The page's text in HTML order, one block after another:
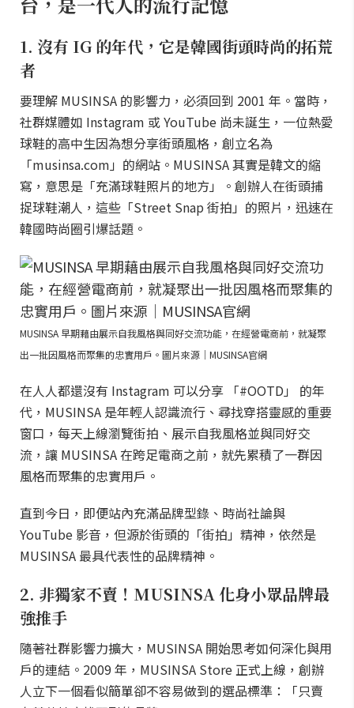
1. 沒有 IG 的年代，它是韓國街頭時尚的拓荒
者
要理解 MUSINSA 的影響力，必須回到 2001 年。當時，
社群媒體如 Instagram 或 YouTube 尚未誕生，一位熱愛
球鞋的高中生因為想分享街頭風格，創立名為
「musinsa.com」的網站。MUSINSA 其實是韓文的縮
寫，意思是「充滿球鞋照片的地方」。創辦人在街頭捕
捉球鞋潮人，這些「Street Snap 街拍」的照片，迅速在
韓國時尚圈引爆話題。
MUSINSA 早期藉由展示自我風格與同好交流功能，在經營電商前，就凝聚
出一批因風格而聚集的忠實用戶。圖片來源｜MUSINSA官網
在人人都還沒有 Instagram 可以分享 「#OOTD」 的年
代，MUSINSA 是年輕人認識流行、尋找穿搭靈感的重要
窗口，每天上線瀏覽街拍、展示自我風格並與同好交
流，讓 MUSINSA 在跨足電商之前，就先累積了一群因
風格而聚集的忠實用戶。
直到今日，即便站內充滿品牌型錄、時尚社論與
YouTube 影音，但源於街頭的「街拍」精神，依然是
MUSINSA 最具代表性的品牌精神。
2. 非獨家不賣！MUSINSA 化身小眾品牌最
強推手
隨著社群影響力擴大，MUSINSA 開始思考如何深化與用
戶的連結。2009 年，MUSINSA Store 正式上線，創辦
人立下一個看似簡單卻不容易做到的選品標準：「只賣